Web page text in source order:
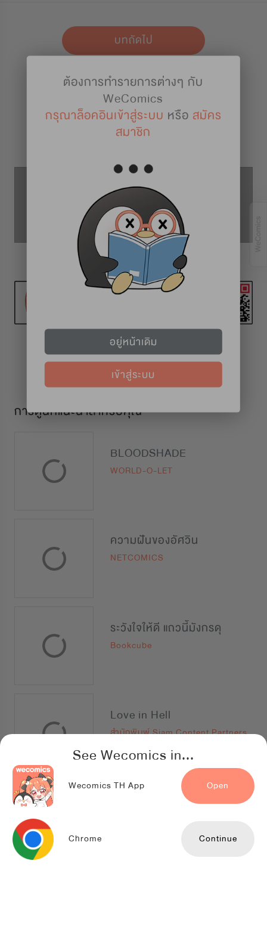
See Wecomics in...
Wecomics TH App Open
Chrome Continue
บทถัดไป
เก็บไว้อ่าน
รายละเอียดการ์ตูน
ตอนที่ 21
การ์ตูนที่แนะนำสำหรับคุณ
BLOODSHADE
WORLD-O-LET
ความฝันของอัศวิน
NETCOMICS
ระวังใจให้ดี แถวนี้มังกรดุ
Bookcube
Love in Hell
สำนักพิมพ์ Siam Content Partners
ดวงใจที่หายไป A Marrying Man
ต้องการทำรายการต่างๆ กับ
WeComics
กรุณาล็อคอินเข้าสู่ระบบ หรือ สมัคร
สมาชิก
อยู่หน้าเดิม
เข้าสู่ระบบ